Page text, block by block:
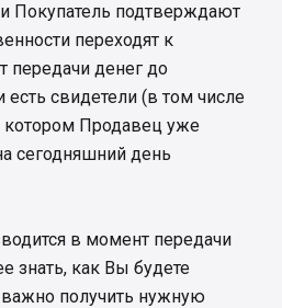
Покупатель подтверждают
переходят к
передачи денег до
есть свидетели (в том числе
котором Продавец уже
сегодняшний день
в момент передачи
знать, как Вы будете
важно получить нужную